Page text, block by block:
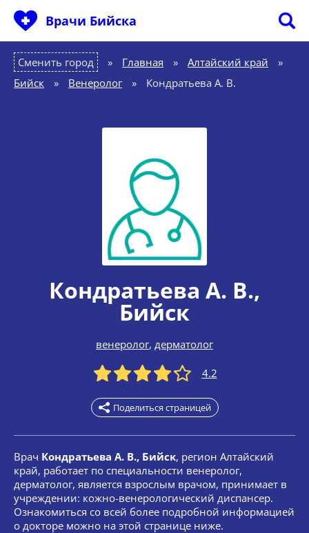
Врачи Бийска
Сменить город Главная » Алтайский край
»
Бийск
» Венеролог » Кондратьева А. В.
Кондратьева А. В.,
Бийск
венеролог, дерматолог
4.2
Поделиться страницей
Врач Кондратьева А. В., Бийск, регион Алтайский
край, работает по специальности венеролог,
дерматолог, является взрослым врачом, принимает в
учреждении: кожно-венерологический диспансер.
Ознакомиться со всей более подробной информацией
о докторе можно на этой странице ниже.